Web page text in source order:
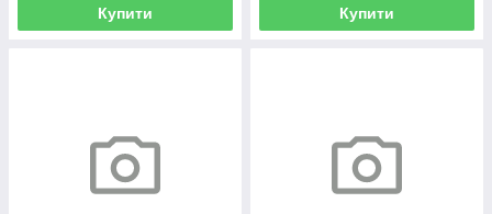
Купити Купити